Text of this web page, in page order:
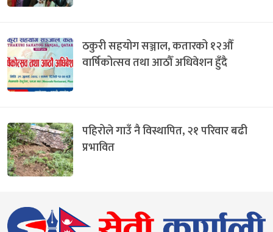
ठकुरी सहयोग सञ्जाल, कतारको १२औँ
वार्षिकोत्सव तथा आठौँ अधिवेशन हुँदै
पहिरोले गाउँ नै विस्थापित, २१ परिवार बढी
प्रभावित